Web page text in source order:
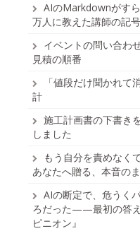
AIのMarkdownがす
万人に教えた講師の記
イベントの問い合わ
見積の順番
「値段だけ聞かれて
計
施工計画書の下書き
しました
もう自分を責めなく
あなたへ贈る、本音の
AIの断定で、危うく
ろだった——最初の答
ピニオン』